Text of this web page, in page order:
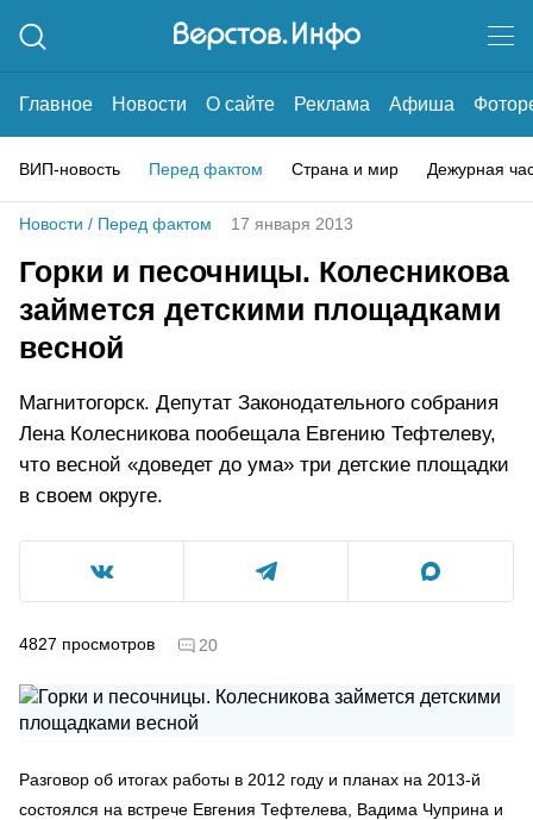
Главное Новости О сайте Реклама Афиша
ВИП-новость Перед фактом Страна и мир Дежурная
Новости / Перед фактом 17 января 2013
Горки и песочницы. Колесникова
займется детскими площадками
весной
Магнитогорск. Депутат Законодательного собрания
Лена Колесникова пообещала Евгению Тефтелеву,
что весной «доведет до ума» три детские площадки
в своем округе.
4827 просмотров 20
Разговор об итогах работы в 2012 году и планах на 2013-й
состоялся на встрече Евгения Тефтелева, Вадима Чуприна и